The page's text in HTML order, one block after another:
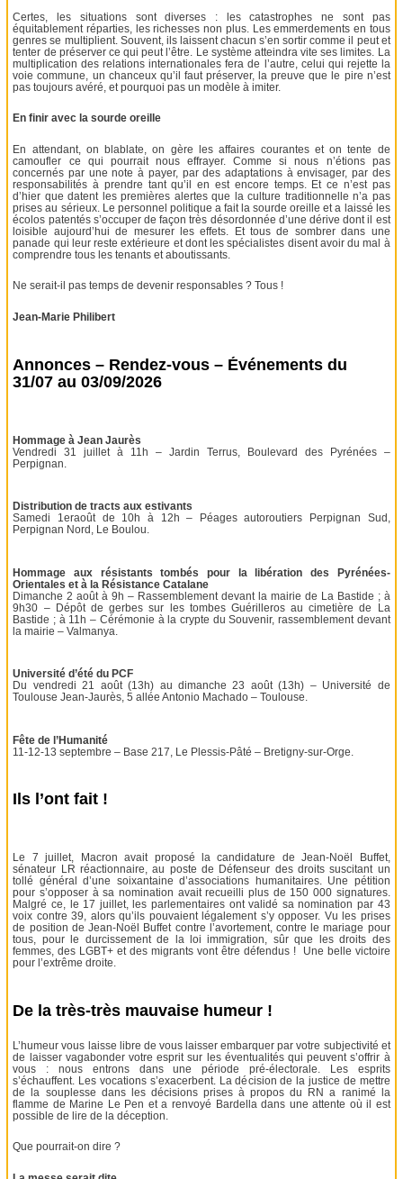
Certes, les situations sont diverses : les catastrophes ne sont pas
équitablement réparties, les richesses non plus. Les emmerdements en tous
genres se multiplient. Souvent, ils laissent chacun s’en sortir comme il peut et
tenter de préserver ce qui peut l’être. Le système atteindra vite ses limites. La
multiplication des relations internationales fera de l’autre, celui qui rejette la
voie commune, un chanceux qu’il faut préserver, la preuve que le pire n’est
pas toujours avéré, et pourquoi pas un modèle à imiter.
En finir avec la sourde oreille
En attendant, on blablate, on gère les affaires courantes et on tente de
camoufler ce qui pourrait nous effrayer. Comme si nous n’étions pas
concernés par une note à payer, par des adaptations à envisager, par des
responsabilités à prendre tant qu’il en est encore temps. Et ce n’est pas
d’hier que datent les premières alertes que la culture traditionnelle n’a pas
prises au sérieux. Le personnel politique a fait la sourde oreille et a laissé les
écolos patentés s’occuper de façon très désordonnée d’une dérive dont il est
loisible aujourd’hui de mesurer les effets. Et tous de sombrer dans une
panade qui leur reste extérieure et dont les spécialistes disent avoir du mal à
comprendre tous les tenants et aboutissants.
Ne serait-il pas temps de devenir responsables ? Tous !
Jean-Marie Philibert
Annonces – Rendez-vous – Événements du
31/07 au 03/09/2026
Hommage à Jean Jaurès
Vendredi 31 juillet à 11h – Jardin Terrus, Boulevard des Pyrénées –
Perpignan.
Distribution de tracts aux estivants
Samedi 1eraoût de 10h à 12h – Péages autoroutiers Perpignan Sud,
Perpignan Nord, Le Boulou.
Hommage aux résistants tombés pour la libération des Pyrénées-
Orientales et à la Résistance Catalane
Dimanche 2 août à 9h – Rassemblement devant la mairie de La Bastide ; à
9h30 – Dépôt de gerbes sur les tombes Guérilleros au cimetière de La
Bastide ; à 11h – Cérémonie à la crypte du Souvenir, rassemblement devant
la mairie – Valmanya.
Université d’été du PCF
Du vendredi 21 août (13h) au dimanche 23 août (13h) – Université de
Toulouse Jean-Jaurès, 5 allée Antonio Machado – Toulouse.
Fête de l’Humanité
11-12-13 septembre – Base 217, Le Plessis-Pâté – Bretigny-sur-Orge.
Ils l’ont fait !
Le 7 juillet, Macron avait proposé la candidature de Jean-Noël Buffet,
sénateur LR réactionnaire, au poste de Défenseur des droits suscitant un
tollé général d’une soixantaine d’associations humanitaires. Une pétition
pour s’opposer à sa nomination avait recueilli plus de 150 000 signatures.
Malgré ce, le 17 juillet, les parlementaires ont validé sa nomination par 43
voix contre 39, alors qu’ils pouvaient légalement s’y opposer. Vu les prises
de position de Jean-Noël Buffet contre l’avortement, contre le mariage pour
tous, pour le durcissement de la loi immigration, sûr que les droits des
femmes, des LGBT+ et des migrants vont être défendus ! Une belle victoire
pour l’extrême droite.
De la très-très mauvaise humeur !
L’humeur vous laisse libre de vous laisser embarquer par votre subjectivité et
de laisser vagabonder votre esprit sur les éventualités qui peuvent s’offrir à
vous : nous entrons dans une période pré-électorale. Les esprits
s’échauffent. Les vocations s’exacerbent. La décision de la justice de mettre
de la souplesse dans les décisions prises à propos du RN a ranimé la
flamme de Marine Le Pen et a renvoyé Bardella dans une attente où il est
possible de lire de la déception.
Que pourrait-on dire ?